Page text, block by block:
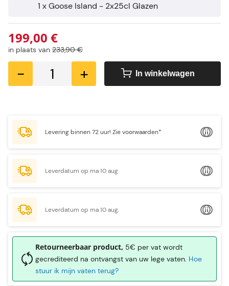
1 x Goose Island - 2x25cl Glazen
199,00 €
in plaats van 233,90 €
- + In winkelwagen
Retourneerbaar product, 5€ per vat wordt
gecrediteerd na ontvangst van uw lege vaten. Hoe
stuur ik mijn vaten terug?
Levering binnen 72 uur! Zie voorwaarden*
Leverdatum op ma 10 aug.
Leverdatum op ma 10 aug.